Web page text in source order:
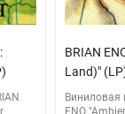
BRIAN
Land)"
Виниловая
ENO